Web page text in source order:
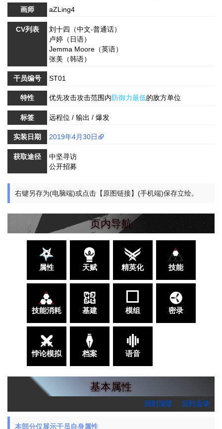
画师 aZLing4
CV列表
刘十四（中文-普通话）
卢婷（日语）
Jemma Moore（英语）
张美（韩语）
干员编号 ST01
特性 优先攻击攻击范围内防御力最低的敌方单位
标签 远程位 / 输出 / 爆发
实装日期 2019年4月30日
获取途径
中坚寻访
公开招募
右键另存为(电脑端)或点击【原图链接】(手机端)保存立绘。
页内导航
属性 天赋 精英化 技能
技能消耗 基建 模组 密录
悖论模拟 档案 语音
基本属性
回到顶部 回到目录
本部分仅展示干员自身属性